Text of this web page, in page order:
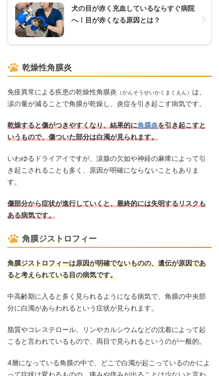
犬の目が赤く充血しているならすぐ病院
へ！目が赤くなる原因とは？
乾燥性角膜炎
免疫異常による疾患の乾燥性角膜炎 （かんそうせいかくまくえん） は、
涙の量が減ることで角膜が乾燥し、炎症を引き起こす病気です。
乾燥すると傷がつきやすくなり、結果的に角膜炎を引き起こすと
いうもので、傷ついた部分は白濁が見られます。
いわゆるドライアイですが、涙腺の欠如や神経の麻痺によって引
き起こされることも多く、原因が明確にならないこともありま
す。
傷部分から症状が進行していくと、最終的には失明するリスクも
ある病気です。
角膜ジストロフィー
角膜ジストロフィーは原因が明確でないものの、遺伝が原因であ
ると考えられている目の病気です。
中高齢期に入ると多く見られるようになる病気で、角膜の中央部
分に白濁があらわれるという症状が見られます。
脂質やコレステロール、リンやカルシウムなどの沈着によって起
こると言われているもので、両目で見られるというのが一般的。
4層になっている角膜の中で、どこで白濁が起こっているのかによ
って症状は変わるものの、痛みや痒みが出ることは少ないと言わ